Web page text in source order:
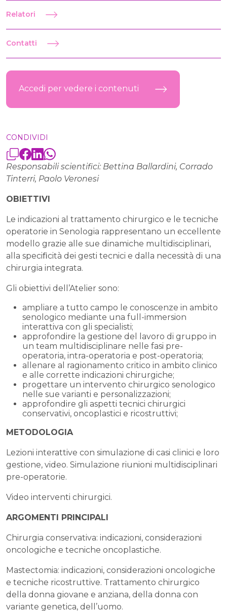
Relatori
Contatti
Accedi per vedere i contenuti
CONDIVIDI
Responsabili scientifici: Bettina Ballardini, Corrado
Tinterri, Paolo Veronesi
OBIETTIVI
Le indicazioni al trattamento chirurgico e le tecniche
operatorie in Senologia rappresentano un eccellente
modello grazie alle sue dinamiche multidisciplinari,
alla speciﬁcità dei gesti tecnici e dalla necessità di una
chirurgia integrata.
Gli obiettivi dell’Atelier sono:
ampliare a tutto campo le conoscenze in ambito
senologico mediante una full-immersion
interattiva con gli specialisti;
approfondire la gestione del lavoro di gruppo in
un team multidisciplinare nelle fasi pre-
operatoria, intra-operatoria e post-operatoria;
allenare al ragionamento critico in ambito clinico
e alle corrette indicazioni chirurgiche;
progettare un intervento chirurgico senologico
nelle sue varianti e personalizzazioni;
approfondire gli aspetti tecnici chirurgici
conservativi, oncoplastici e ricostruttivi;
METODOLOGIA
Lezioni interattive con simulazione di casi clinici e loro
gestione, video. Simulazione riunioni multidisciplinari
pre-operatorie.
Video interventi chirurgici.
ARGOMENTI PRINCIPALI
Chirurgia conservativa: indicazioni, considerazioni
oncologiche e tecniche oncoplastiche.
Mastectomia: indicazioni, considerazioni oncologiche
e tecniche ricostruttive. Trattamento chirurgico
della donna giovane e anziana, della donna con
variante genetica, dell’uomo.